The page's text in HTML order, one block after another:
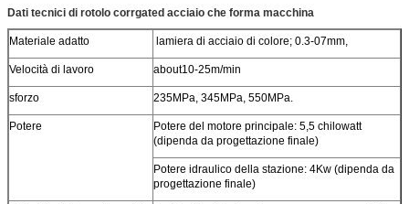
Dati tecnici di rotolo corrgated acciaio che forma macchina
Materiale adatto lamiera di acciaio di colore; 0.3-07mm,
Velocità di lavoro about10-25m/min
sforzo 235MPa, 345MPa, 550MPa.
Potere
Potere del motore principale: 5,5 chilowatt
(dipenda da progettazione finale)
Potere idraulico della stazione: 4Kw (dipenda da
progettazione finale)